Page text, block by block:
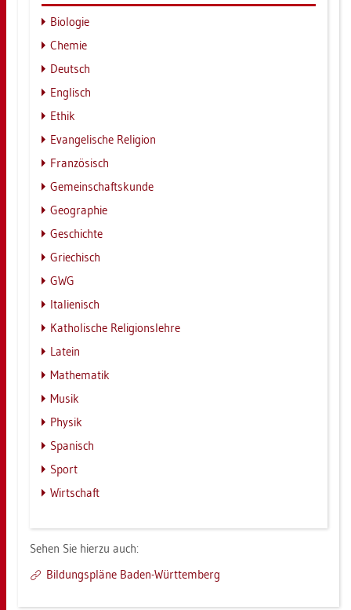
Bio­lo­gie
Che­mie
Deutsch
Eng­lisch
Ethik
Evan­ge­li­sche Re­li­gi­on
Fran­zö­sisch
Ge­mein­schafts­kun­de
Geo­gra­phie
Ge­schich­te
Grie­chisch
GWG
Ita­lie­nisch
Ka­tho­li­sche Re­li­gi­ons­leh­re
La­tein
Ma­the­ma­tik
Musik
Phy­sik
Spa­nisch
Sport
Wirt­schaft
Sehen Sie hier­zu auch:
Bil­dungs­plä­ne Baden-Würt­tem­berg